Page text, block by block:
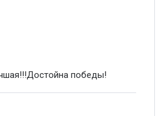
победы!